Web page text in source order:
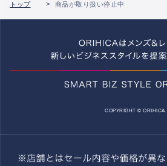
トップ 商品が取り扱い停止中
COPYRIGHT © ORIHICA.